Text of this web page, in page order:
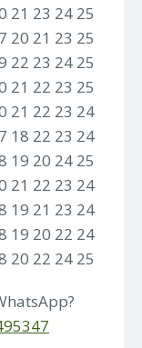
21 23 24 25
20 21 23 25
22 23 24 25
21 22 23 25
21 22 23 24
18 22 23 24
19 20 24 25
21 22 23 24
19 21 23 24
19 20 22 24
20 22 24 25